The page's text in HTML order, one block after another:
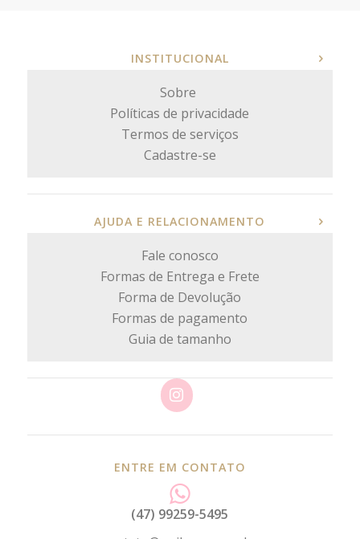
INSTITUCIONAL
Sobre
Políticas de privacidade
Termos de serviços
Cadastre-se
AJUDA E RELACIONAMENTO
Fale conosco
Formas de Entrega e Frete
Forma de Devolução
Formas de pagamento
Guia de tamanho
ENTRE EM CONTATO
(47) 99259-5495